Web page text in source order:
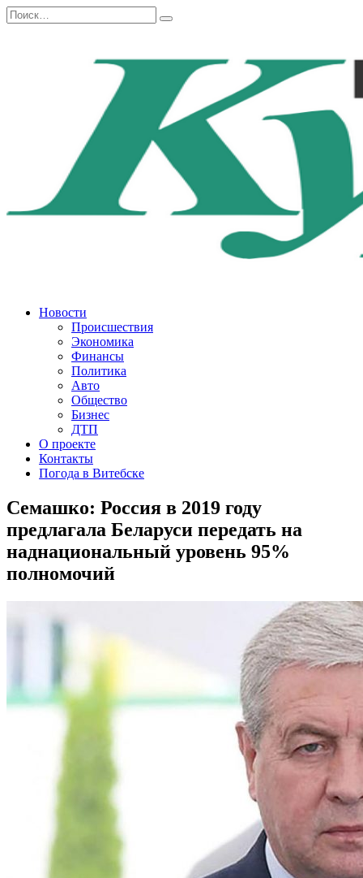
Перейти
к
Search
for:
Новости
Происшествия
Экономика
Финансы
Политика
Авто
Общество
Бизнес
ДТП
О проекте
Контакты
Погода в Витебске
Семашко: Россия в 2019 году
предлагала Беларуси передать на
наднациональный уровень 95%
полномочий